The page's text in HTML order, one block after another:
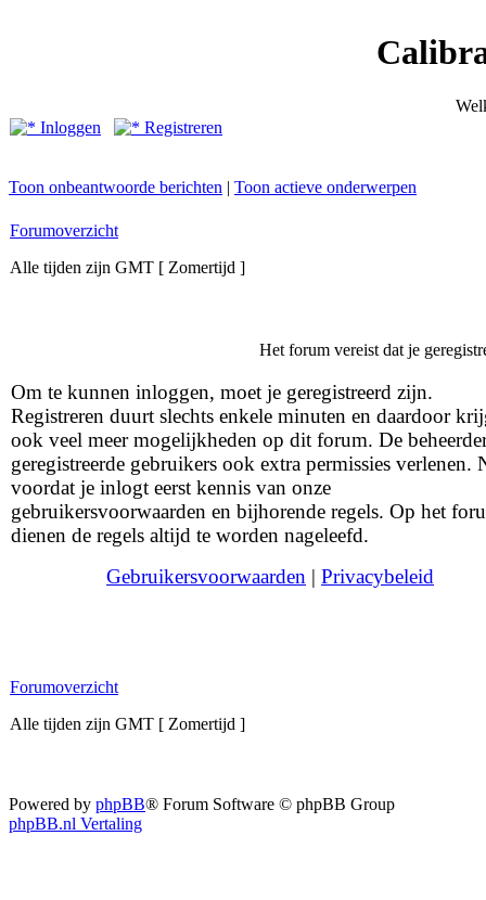
Inloggen
Registreren
Toon onbeantwoorde berichten | Toon actieve onderwerpen
Forumoverzicht
Alle tijden zijn GMT [ Zomertijd ]
Het forum vereist dat je
Om te kunnen inloggen, moet je geregistreerd zijn.
Registreren duurt slechts enkele minuten en daardoor
ook veel meer mogelijkheden op dit forum. De
geregistreerde gebruikers ook extra permissies verlenen.
voordat je inlogt eerst kennis van onze
gebruikersvoorwaarden en bijhorende regels. Op het
dienen de regels altijd te worden nageleefd.
Gebruikersvoorwaarden | Privacybeleid
Forumoverzicht
Alle tijden zijn GMT [ Zomertijd ]
Powered by phpBB® Forum Software © phpBB Group
phpBB.nl Vertaling